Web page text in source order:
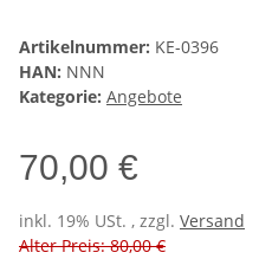
Artikelnummer: KE-0396
HAN: NNN
Kategorie: Angebote
70,00 €
inkl. 19% USt. , zzgl. Versand
Alter Preis: 80,00 €